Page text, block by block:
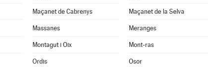
Maçanet de Cabrenys Maçanet de la Selva
Massanes Meranges
Montagut i Oix Mont-ras
Ordis Osor